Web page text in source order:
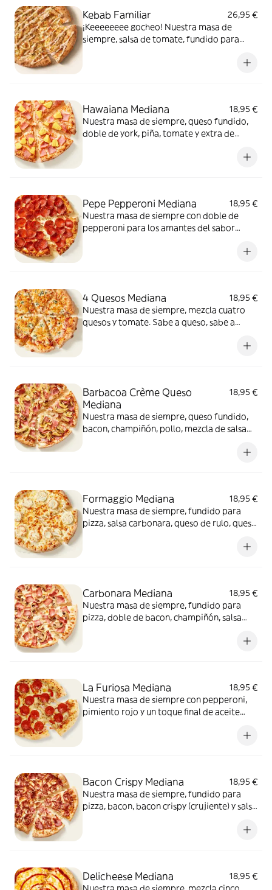
Kebab Familiar
26,95 €
¡Keeeeeeee gocheo! Nuestra masa de
siempre, salsa de tomate, fundido para
Hawaiana Mediana
18,95 €
Nuestra masa de siempre, queso fundido,
doble de york, piña, tomate y extra de
Pepe Pepperoni Mediana
18,95 €
Nuestra masa de siempre con doble de
pepperoni para los amantes del sabor
4 Quesos Mediana
18,95 €
Nuestra masa de siempre, mezcla cuatro
quesos y tomate. Sabe a queso, sabe a
Barbacoa Crème Queso
Mediana
18,95 €
Nuestra masa de siempre, queso fundido,
bacon, champiñón, pollo, mezcla de salsa
Formaggio Mediana
18,95 €
Nuestra masa de siempre, fundido para
pizza, salsa carbonara, queso de rulo, queso
cheddar, gouda, emmental , mozzarella y
Carbonara Mediana
18,95 €
Nuestra masa de siempre, fundido para
pizza, doble de bacon, champiñón, salsa
La Furiosa Mediana
18,95 €
Nuestra masa de siempre con pepperoni,
pimiento rojo y un toque final de aceite
Bacon Crispy Mediana
18,95 €
Nuestra masa de siempre, fundido para
pizza, bacon, bacon crispy (crujiente) y salsa
Delicheese Mediana
18,95 €